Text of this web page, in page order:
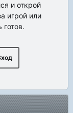
и открой
игрой или
готов.